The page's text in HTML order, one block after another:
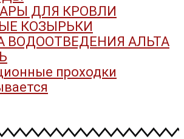
ДЛЯ КРОВЛИ
КОЗЫРЬКИ
ВОДООТВЕДЕНИЯ АЛЬТА
проходки